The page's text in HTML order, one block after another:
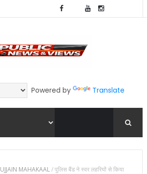
Powered by Translate
UJJAIN MAHAKAAL/पुलिस बैंड ने स्वर लहरियों से किया